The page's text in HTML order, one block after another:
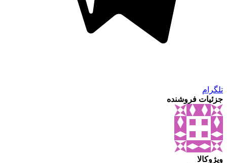
تلگرام
جزئیات فروشنده
ویژوکالا